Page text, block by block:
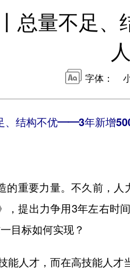
总量不足
字体：
、结构不优——3年新增
重要力量。不久前，人
提出力争用3年左右时
目标如何实现？
人才，而在高技能人才